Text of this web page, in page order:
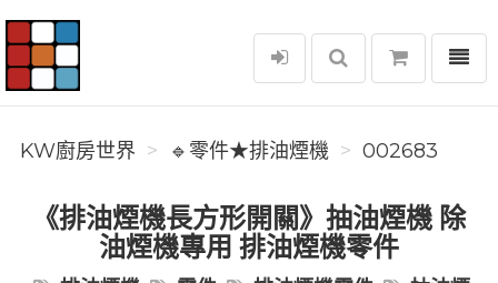
KW廚房世界
選單
KW廚房世界 🔹零件★排油煙機 002683
《排油煙機長方形開關》抽油煙機 除
油煙機專用 排油煙機零件